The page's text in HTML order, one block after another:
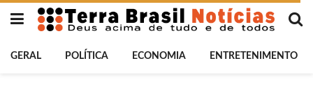
GERAL POLÍTICA ECONOMIA ENTRETENIMENTO